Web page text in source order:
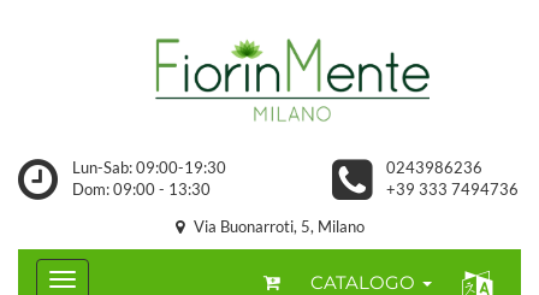
Lun-Sab: 09:00-19:30
Dom: 09:00 - 13:30
0243986236
+39 333 7494736
Via Buonarroti, 5, Milano
CATALOGO